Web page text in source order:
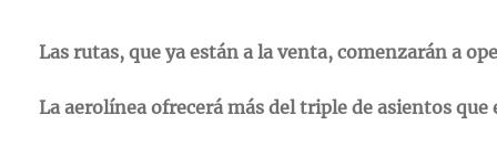
Las rutas, que ya están a la venta, comenzarán a
La aerolínea ofrecerá más del triple de asientos que